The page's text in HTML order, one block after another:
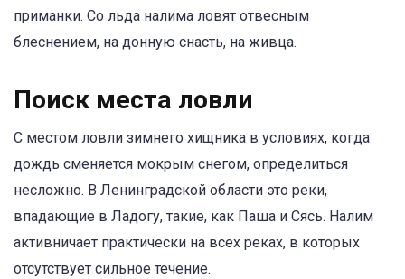
приманки. Со льда налима ловят отвесным
блеснением, на донную снасть, на живца.
Поиск места ловли
С местом ловли зимнего хищника в условиях, когда
дождь сменяется мокрым снегом, определиться
несложно. В Ленинградской области это реки,
впадающие в Ладогу, такие, как Паша и Сясь. Налим
активничает практически на всех реках, в которых
отсутствует сильное течение.